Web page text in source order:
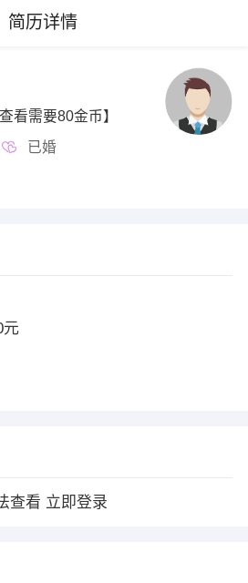
简历详情
查看需要80金币】
已婚
元
查看 立即登录